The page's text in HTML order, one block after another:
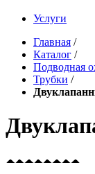
Услуги
Главная /
Каталог /
Подводная
Трубки /